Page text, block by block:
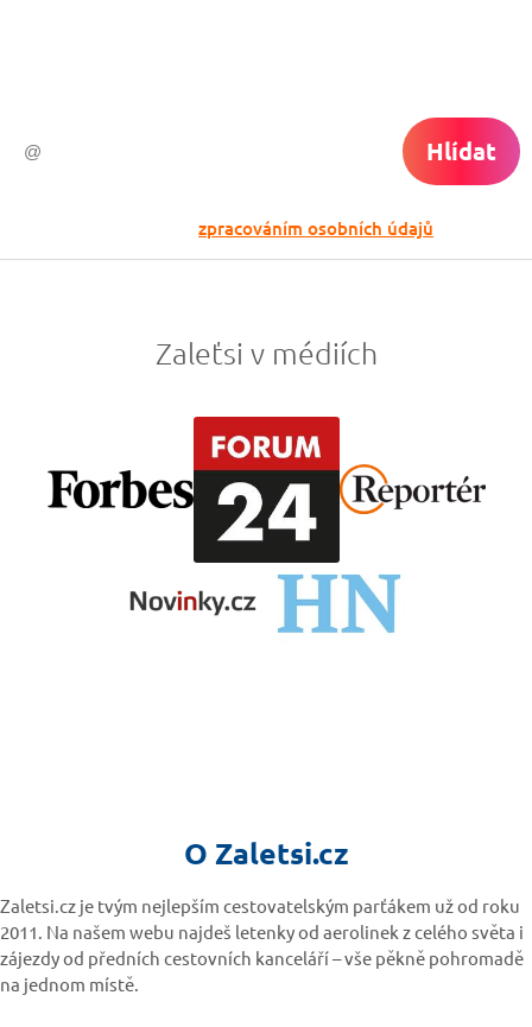
Hlídat
zpracováním osobních údajů
Zaleťsi v médiích
O Zaletsi.cz
Zaletsi.cz je tvým nejlepším cestovatelským parťákem už od roku
2011. Na našem webu najdeš letenky od aerolinek z celého světa i
zájezdy od předních cestovních kanceláří – vše pěkně pohromadě
na jednom místě.